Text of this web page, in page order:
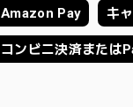
Amazon Pay キ
コンビニ決済または